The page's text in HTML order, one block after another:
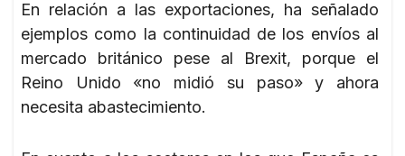
En relación a las exportaciones, ha señalado
ejemplos como la continuidad de los envíos al
mercado británico pese al Brexit, porque el
Reino Unido «no midió su paso» y ahora
necesita abastecimiento.